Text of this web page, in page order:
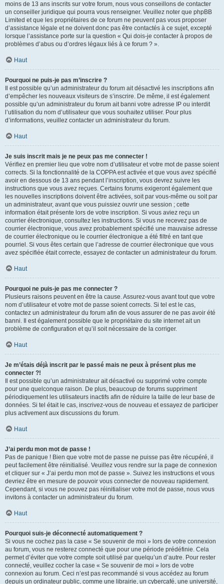
moins de 13 ans inscrits sur votre forum, nous vous conseillons de contacter
un conseiller juridique qui pourra vous renseigner. Veuillez noter que phpBB
Limited et que les propriétaires de ce forum ne peuvent pas vous proposer
d’assistance légale et ne doivent donc pas être contactés à ce sujet, excepté
lorsque l’assistance porte sur la question « Qui dois-je contacter à propos de
problèmes d’abus ou d’ordres légaux liés à ce forum ? ».
Haut
Pourquoi ne puis-je pas m’inscrire ?
Il est possible qu’un administrateur du forum ait désactivé les inscriptions afin
d’empêcher les nouveaux visiteurs de s’inscrire. De même, il est également
possible qu’un administrateur du forum ait banni votre adresse IP ou interdit
l’utilisation du nom d’utilisateur que vous souhaitez utiliser. Pour plus
d’informations, veuillez contacter un administrateur du forum.
Haut
Je suis inscrit mais je ne peux pas me connecter !
Vérifiez en premier lieu que votre nom d’utilisateur et votre mot de passe soient
corrects. Si la fonctionnalité de la COPPA est activée et que vous avez spécifié
avoir en dessous de 13 ans pendant l’inscription, vous devrez suivre les
instructions que vous avez reçues. Certains forums exigeront également que
les nouvelles inscriptions doivent être activées, soit par vous-même ou soit par
un administrateur, avant que vous puissiez ouvrir une session ; cette
information était présente lors de votre inscription. Si vous aviez reçu un
courrier électronique, consultez les instructions. Si vous ne recevez pas de
courrier électronique, vous avez probablement spécifié une mauvaise adresse
de courrier électronique ou le courrier électronique a été filtré en tant que
pourriel. Si vous êtes certain que l’adresse de courrier électronique que vous
avez spécifiée était correcte, essayez de contacter un administrateur du forum.
Haut
Pourquoi ne puis-je pas me connecter ?
Plusieurs raisons peuvent en être la cause. Assurez-vous avant tout que votre
nom d’utilisateur et votre mot de passe soient corrects. Si tel est le cas,
contactez un administrateur du forum afin de vous assurer de ne pas avoir été
banni. Il est également possible que le propriétaire du site internet ait un
problème de configuration et qu’il soit nécessaire de la corriger.
Haut
Je m’étais déjà inscrit par le passé mais ne peux à présent plus me
connecter ?!
Il est possible qu’un administrateur ait désactivé ou supprimé votre compte
pour une quelconque raison. De plus, beaucoup de forums suppriment
périodiquement les utilisateurs inactifs afin de réduire la taille de leur base de
données. Si tel était le cas, inscrivez-vous de nouveau et essayez de participer
plus activement aux discussions du forum.
Haut
J’ai perdu mon mot de passe !
Pas de panique ! Bien que votre mot de passe ne puisse pas être récupéré, il
peut facilement être réinitialisé. Veuillez vous rendre sur la page de connexion
et cliquer sur « J’ai perdu mon mot de passe ». Suivez les instructions et vous
devriez être en mesure de pouvoir vous connecter de nouveau rapidement.
Cependant, si vous ne pouvez pas réinitialiser votre mot de passe, nous vous
invitons à contacter un administrateur du forum.
Haut
Pourquoi suis-je déconnecté automatiquement ?
Si vous ne cochez pas la case « Se souvenir de moi » lors de votre connexion
au forum, vous ne resterez connecté que pour une période prédéfinie. Cela
permet d’éviter que votre compte soit utilisé par quelqu’un d’autre. Pour rester
connecté, veuillez cocher la case « Se souvenir de moi » lors de votre
connexion au forum. Ceci n’est pas recommandé si vous accédez au forum
depuis un ordinateur public, comme une librairie, un cybercafé, une université,